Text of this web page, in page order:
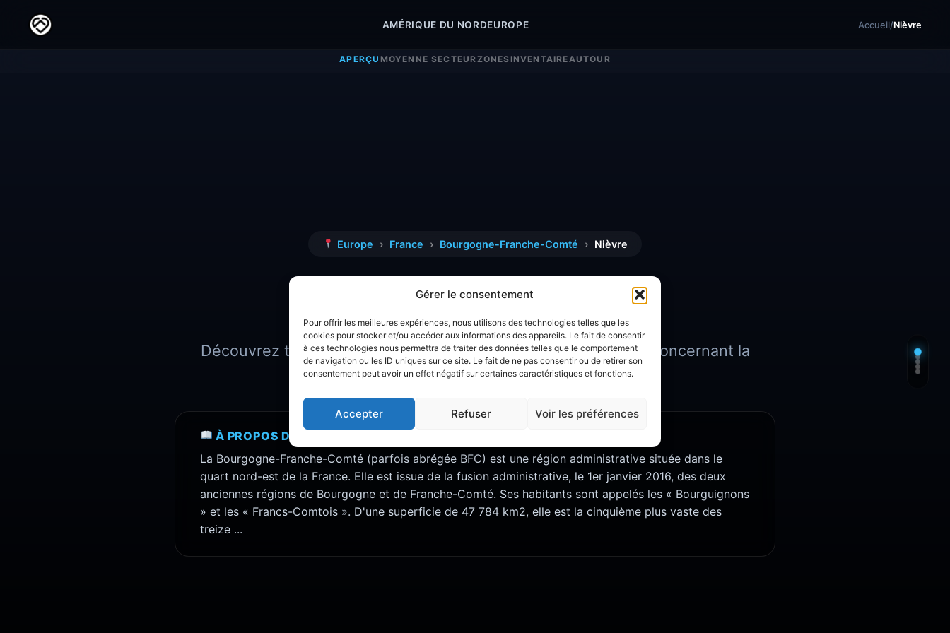
Gérer le consentement
Pour offrir les meilleures expériences, nous utilisons des technologies telles que les
cookies pour stocker et/ou accéder aux informations des appareils. Le fait de consentir
à ces technologies nous permettra de traiter des données telles que le comportement
de navigation ou les ID uniques sur ce site. Le fait de ne pas consentir ou de retirer son
consentement peut avoir un effet négatif sur certaines caractéristiques et fonctions.
Accepter Refuser Voir les préférences
AMÉRIQUE DU NORDEUROPE Accueil/Nièvre
APERÇU MOYENNE SECTEURZONESINVENTAIREAUTOUR
Europe › France › Bourgogne-Franche-Comté › Nièvre
Nièvre
Découvrez toutes les informations, avis et analyses détaillées concernant la
zoneNièvre.
À PROPOS DE NIÈVRE
La Bourgogne-Franche-Comté (parfois abrégée BFC) est une région administrative située dans le
quart nord-est de la France. Elle est issue de la fusion administrative, le 1er janvier 2016, des deux
anciennes régions de Bourgogne et de Franche-Comté. Ses habitants sont appelés les « Bourguignons
» et les « Francs-Comtois ». D'une superficie de 47 784 km2, elle est la cinquième plus vaste des
treize ...